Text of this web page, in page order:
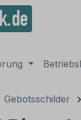
springen
Gebotsschilder